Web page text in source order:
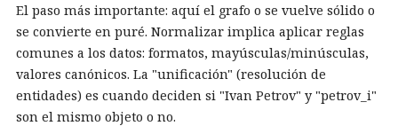
El paso más importante: aquí el grafo o se vuelve sólido o
se convierte en puré. Normalizar implica aplicar reglas
comunes a los datos: formatos, mayúsculas/minúsculas,
valores canónicos. La "unificación" (resolución de
entidades) es cuando deciden si "Ivan Petrov" y "petrov_i"
son el mismo objeto o no.